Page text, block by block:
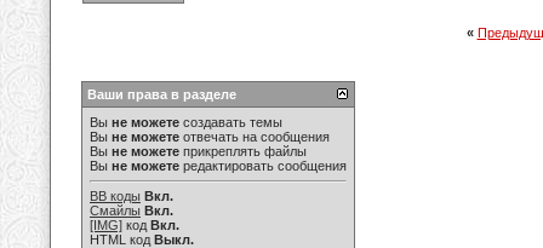
«
Ваши права в разделе
Вы не можете создавать темы
Вы не можете отвечать на сообщения
Вы не можете прикреплять файлы
Вы не можете редактировать сообщения
BB коды Вкл.
Смайлы Вкл.
[IMG] код Вкл.
HTML код Выкл.